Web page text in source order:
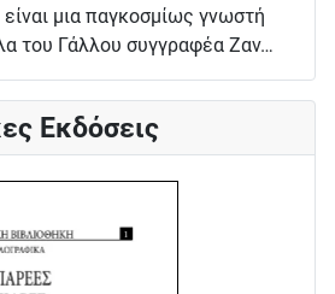
μια παγκοσμίως γνωστή
του Γάλλου συγγραφέα Ζαν…
Εκδόσεις